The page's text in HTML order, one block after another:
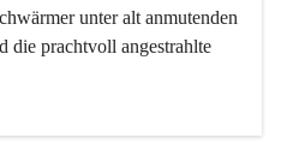
unter alt anmutenden
die prachtvoll angestrahlte
mehr, ist aber integrativer